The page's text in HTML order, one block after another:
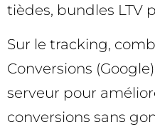
tièdes, bundles LTV
Sur le tracking,
Conversions
serveur pour
conversions sans